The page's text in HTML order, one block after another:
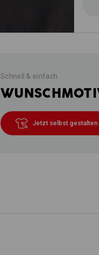
Schnell & einfach
Jetzt selbst gestalten